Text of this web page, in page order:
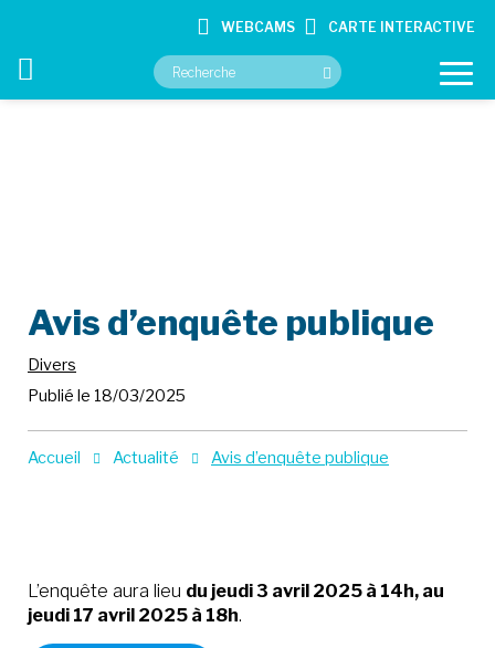
WEBCAMS CARTE INTERACTIVE
CONTACT
Avis d’enquête publique
Divers
Publié le 18/03/2025
Accueil Actualité Avis d’enquête publique
L’enquête aura lieu du jeudi 3 avril 2025 à 14h, au
jeudi 17 avril 2025 à 18h.